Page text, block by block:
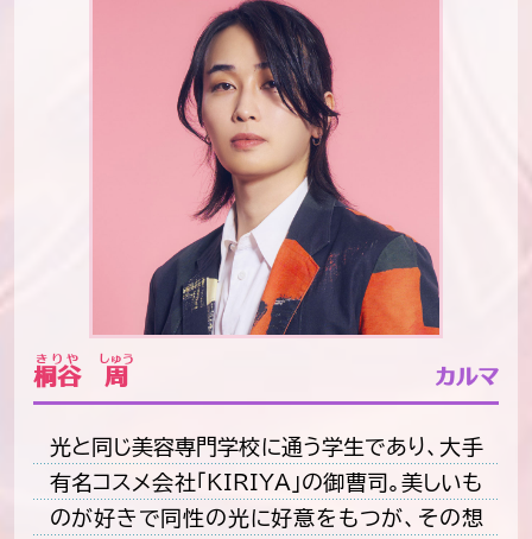
桐谷
きりや
周
しゅう
カルマ
光と同じ美容専門学校に通う学生であり、大手
有名コスメ会社「KIRIYA」の御曹司。美しいも
のが好きで同性の光に好意をもつが、その想